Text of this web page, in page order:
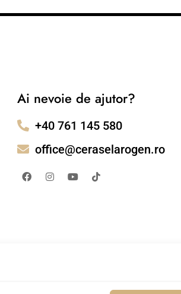
Ai nevoie de ajutor?
+40 761 145 580
office@ceraselarogen.ro